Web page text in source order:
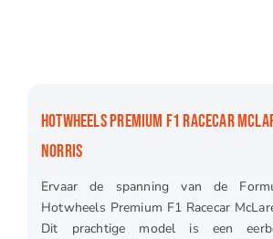
HOTWHEELS PREMIUM F1 RACECAR
NORRIS
Ervaar de spanning van de
Hotwheels Premium F1 Racecar
Dit prachtige model is een